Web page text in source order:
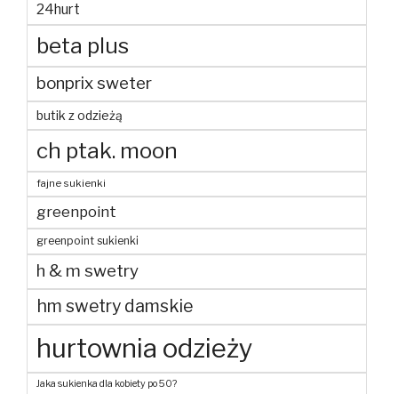
24hurt
beta plus
bonprix sweter
butik z odzieżą
ch ptak. moon
fajne sukienki
greenpoint
greenpoint sukienki
h & m swetry
hm swetry damskie
hurtownia odzieży
Jaka sukienka dla kobiety po 50?